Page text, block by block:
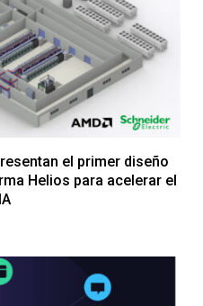
el primer diseño
Helios para acelerar el